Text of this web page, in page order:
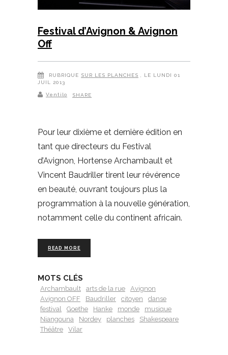
Festival d’Avignon & Avignon
Off
RUBRIQUE SUR LES PLANCHES , LE LUNDI 01
JUIL 2013
Ventilo SHARE
Pour leur dixième et dernière édition en
tant que directeurs du Festival
d’Avignon, Hortense Archambault et
Vincent Baudriller tirent leur révérence
en beauté, ouvrant toujours plus la
programmation à la nouvelle génération,
notamment celle du continent africain.
READ MORE
MOTS CLÉS
Archambault arts de la rue
Avignon
Avignon OFF
Baudriller citoyen
danse
festival
Goethe Hanke monde
musique
Niangouna
Nordey planches
Shakespeare
Théâtre
Vilar